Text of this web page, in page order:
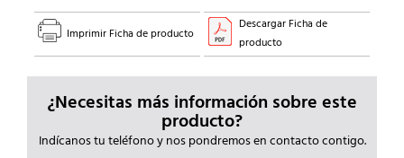
Imprimir Ficha de producto
Descargar Ficha de
producto
¿Necesitas más información sobre este
producto?
Indícanos tu teléfono y nos pondremos en contacto contigo.